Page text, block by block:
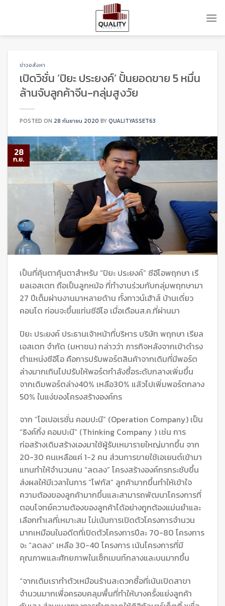
ข่าวอสังหา
เปิดวิชั่น ‘ปิยะ ประยงค์’ ปั้นยอดขาย 5 หมื่น
ล้านจับลูกค้าจีน-กลุ่มสูงวัย
POSTED ON 28 กันยายน 2020 BYQUALITYASSET63
28
ก.ย.
เป็นที่คุ้นตาคุ้นตาสำหรับ “ปิยะ ประยงค์” ซีอีโอพฤกษา เรี
ยลเอสเตท ถือเป็นลูกหม้อ ที่ทำงานร่วมกับกลุ่มพฤกษามา
27 ปีเต็มผ่านงานมาหลายด้าน ทั้งทาวน์เฮ้าส์ บ้านเดี่ยว
คอนโด ก่อนจะขึ้นแท่นซีอีโอ เมื่อเดือนส.ค.ที่ผ่านมา
ปิยะ ประยงค์ ประธานเจ้าหน้าที่บริหาร บริษัท พฤกษา เรียล
เอสเตท จำกัด (มหาชน) กล่าวว่า ภารกิจหลังจากเข้าดำรง
ตำแหน่งซีอีโอ คือการปรับพอร์ตสินค้าจากเดิมที่มีพอร์ต
ล่างมากเกินไปปรับให้พอร์ตกำลังซื้อระดับกลางเพิ่มขึ้น
จากเดิมพอร์ตล่าง40% เหลือ30% แล้วไปเพิ่มพอร์ตกลาง
50% ในแง่ของโครงสร้างองค์กร
จาก “โอเปอเรชั่น คอมปะนี” (Operation Company) เป็น
“ธิงค์กิ้ง คอมปะนี” (Thinking Company ) เช่น การ
ก่อสร้างเดิมสร้างเองมาใช้ผู้รับเหมารายใหญ่มากขึ้น จาก
20-30 คนเหลือแค่ 1-2 คน ส่วนการขายใช้เอเยนต์เข้ามา
แทนทำให้จำนวนคน “ลดลง” โครงสร้างองค์กรกระชับขึ้น
ส่งผลให้มีเวลาในการ “โฟกัส” ลูกค้ามากขึ้นทำให้เข้าใจ
ความต้องของลูกค้ามากขึ้นและสามารถพัฒนาโครงการที่
ตอบโจทย์ความต้องของลูกค้าได้อย่างถูกต้องแม่นยำและ
เลือกทำเลที่เหมาะสม ไม่เน้นการเปิดตัวโครงการจำนวน
มากเหมือนในอดีตที่เปิดตัวโครงการปีละ 70-80 โครงการ
จะ “ลดลง” เหลือ 30-40 โครงการ เน้นโครงการที่มี
คุณภาพและศักยภาพในเซ็กเมนท์กลางและบนมากขึ้น
“จากเดิมเราทำตัวเหมือนร้านสะดวกซื้อที่เน้นเปิดสาขา
จำนวนมากเพื่อครอบคลุมพื้นที่ทำให้บางครั้งแย่งลูกค้า